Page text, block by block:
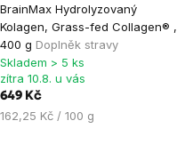
BrainMax Hydrolyzovaný
Kolagen, Grass-fed Collagen® ,
400 g Doplněk stravy
hodnocení
produktu
je
4,8
z
5
Skladem > 5 ks
zítra 10.8. u vás
649 Kč
Měrná
162,25 Kč / 100 g